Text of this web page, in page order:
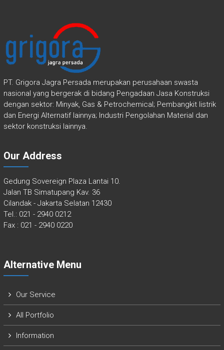
PT. Grigora Jagra Persada merupakan perusahaan swasta
nasional yang bergerak di bidang Pengadaan Jasa Konstruksi
dengan sektor: Minyak, Gas & Petrochemical; Pembangkit listrik
dan Energi Alternatif lainnya; Industri Pengolahan Material dan
sektor konstruksi lainnya.
Our Address
Gedung Sovereign Plaza Lantai 10.
Jalan TB Simatupang Kav. 36
Cilandak - Jakarta Selatan 12430
Tel.: 021 - 2940 0212
Fax : 021 - 2940 0220
Alternative Menu
Our Service
All Portfolio
Information